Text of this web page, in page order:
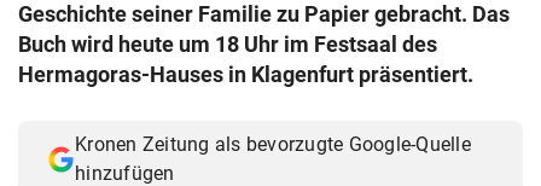
© Krone Multimedia GmbH & Co KG 2026
Geschichte seiner Familie zu Papier gebracht. Das
Buch wird heute um 18 Uhr im Festsaal des
Hermagoras-Hauses in Klagenfurt präsentiert.
Kronen Zeitung als bevorzugte Google-Quelle
hinzufügen